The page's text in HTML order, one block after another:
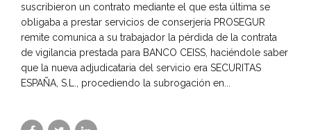
suscribieron un contrato mediante el que esta última se
obligaba a prestar servicios de conserjería PROSEGUR
remite comunica a su trabajador la pérdida de la contrata
de vigilancia prestada para BANCO CEISS, haciéndole saber
que la nueva adjudicataria del servicio era SECURITAS
ESPAÑA, S.L., procediendo la subrogación en...